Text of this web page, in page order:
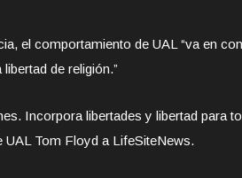
el comportamiento de UAL “va en
de religión.”
Incorpora libertades y libertad para
UAL Tom Floyd a LifeSiteNews.